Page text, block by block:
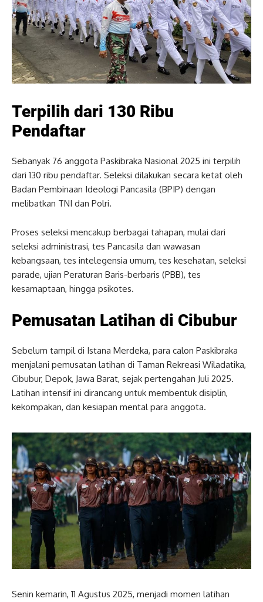
Terpilih dari 130 Ribu
Pendaftar
Sebanyak 76 anggota Paskibraka Nasional 2025 ini terpilih
dari 130 ribu pendaftar. Seleksi dilakukan secara ketat oleh
Badan Pembinaan Ideologi Pancasila (BPIP) dengan
melibatkan TNI dan Polri.
Proses seleksi mencakup berbagai tahapan, mulai dari
seleksi administrasi, tes Pancasila dan wawasan
kebangsaan, tes intelegensia umum, tes kesehatan, seleksi
parade, ujian Peraturan Baris-berbaris (PBB), tes
kesamaptaan, hingga psikotes.
Pemusatan Latihan di Cibubur
Sebelum tampil di Istana Merdeka, para calon Paskibraka
menjalani pemusatan latihan di Taman Rekreasi Wiladatika,
Cibubur, Depok, Jawa Barat, sejak pertengahan Juli 2025.
Latihan intensif ini dirancang untuk membentuk disiplin,
kekompakan, dan kesiapan mental para anggota.
Senin kemarin, 11 Agustus 2025, menjadi momen latihan